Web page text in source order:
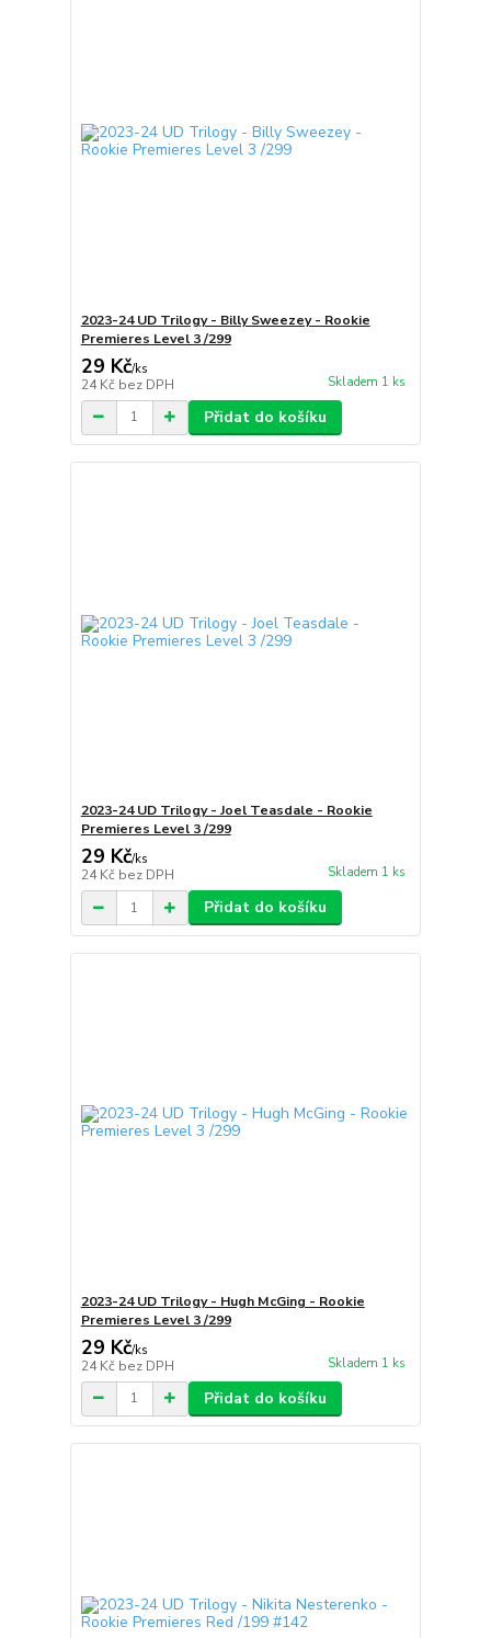
2023-24 UD Trilogy - Billy Sweezey - Rookie
Premieres Level 3 /299
29 Kč/ks
24 Kč bez DPH Skladem 1 ks
Přidat do košíku
2023-24 UD Trilogy - Joel Teasdale - Rookie
Premieres Level 3 /299
29 Kč/ks
24 Kč bez DPH Skladem 1 ks
Přidat do košíku
2023-24 UD Trilogy - Hugh McGing - Rookie
Premieres Level 3 /299
29 Kč/ks
24 Kč bez DPH Skladem 1 ks
Přidat do košíku